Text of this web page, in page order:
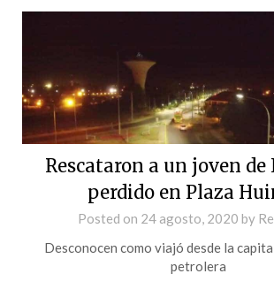
Rescataron a un joven de
perdido en Plaza
Posted on 24 agosto, 2020 by
Desconocen como viajó desde la
petrolera